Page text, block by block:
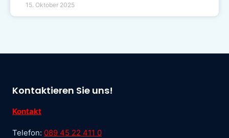
15. Oktober 2025
Kontaktieren Sie uns!
Kontakt
Telefon: 089 45 22 411 0